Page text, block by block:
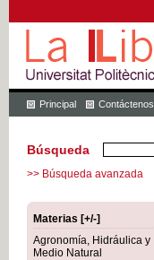
Principal Contáctenos
Búsqueda
>> Búsqueda avanzada
Materias [+/-]
Agronomía, Hidráulica y
Medio Natural